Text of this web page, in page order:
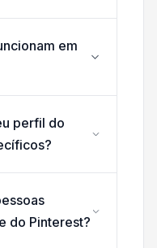
em
perfil do
do Pinterest?